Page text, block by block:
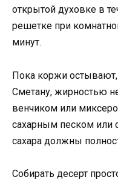
открытой духовке в
решетке при
минут.
Пока коржи остывают,
Сметану, жирностью
венчиком или
сахарным песком или
сахара должны
Собирать десерт